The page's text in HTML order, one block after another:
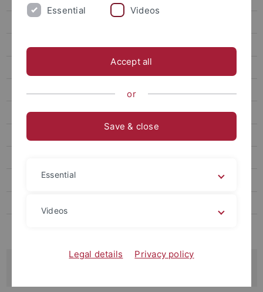
Team
Zentrale Einrichtungen
Essential Videos
Accept all
or
Save & close
Essential
Videos
Legal details Privacy policy